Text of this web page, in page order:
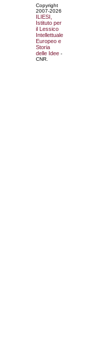
Copyright
2007-2026
ILIESI,
Istituto per
il Lessico
Intellettuale
Europeo e
Storia
delle Idee -
CNR.